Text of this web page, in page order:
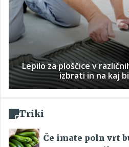
Lepilo za ploščice v
izbrati in na kaj
Triki
Če imate poln vrt